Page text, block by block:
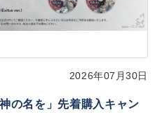
2026年07月30日
の名を」先着購入キャン